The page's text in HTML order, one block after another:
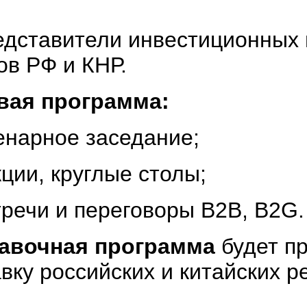
инвестиционных
РФ и КНР.
программа:
заседание;
круглые столы;
и переговоры В2В, В2G.
программа будет
российских и китайских